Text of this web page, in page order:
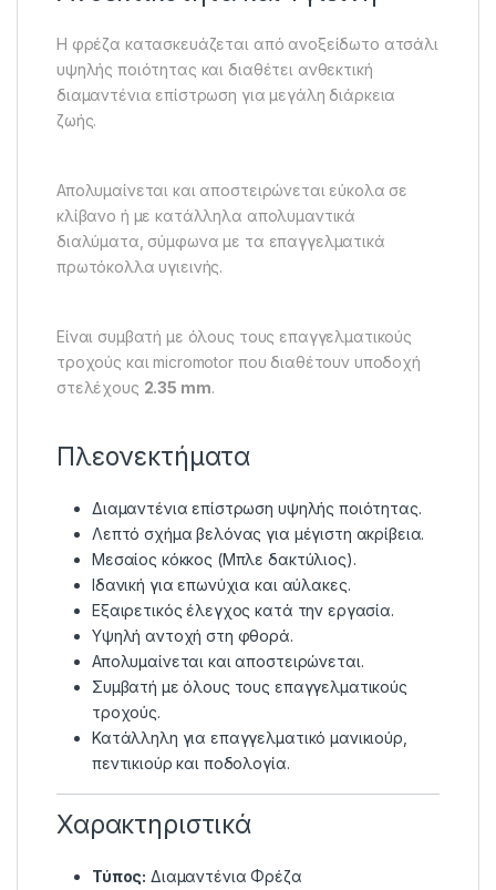
Η φρέζα κατασκευάζεται από ανοξείδωτο ατσάλι
υψηλής ποιότητας και διαθέτει ανθεκτική
διαμαντένια επίστρωση για μεγάλη διάρκεια
ζωής.
Απολυμαίνεται και αποστειρώνεται εύκολα σε
κλίβανο ή με κατάλληλα απολυμαντικά
διαλύματα, σύμφωνα με τα επαγγελματικά
πρωτόκολλα υγιεινής.
Είναι συμβατή με όλους τους επαγγελματικούς
τροχούς και micromotor που διαθέτουν υποδοχή
στελέχους 2.35 mm.
Πλεονεκτήματα
Διαμαντένια επίστρωση υψηλής ποιότητας.
Λεπτό σχήμα βελόνας για μέγιστη ακρίβεια.
Μεσαίος κόκκος (Μπλε δακτύλιος).
Ιδανική για επωνύχια και αύλακες.
Εξαιρετικός έλεγχος κατά την εργασία.
Υψηλή αντοχή στη φθορά.
Απολυμαίνεται και αποστειρώνεται.
Συμβατή με όλους τους επαγγελματικούς
τροχούς.
Κατάλληλη για επαγγελματικό μανικιούρ,
πεντικιούρ και ποδολογία.
Χαρακτηριστικά
Τύπος: Διαμαντένια Φρέζα